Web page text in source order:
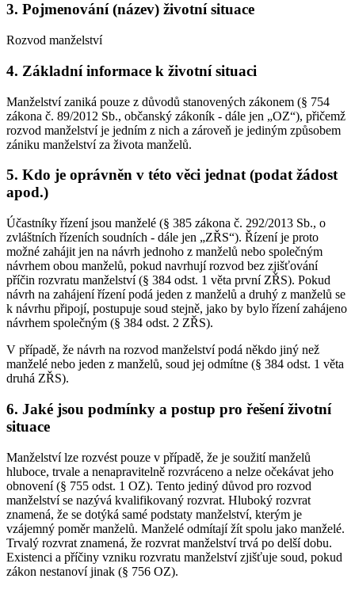
3. Pojmenování (název) životní situace
Rozvod manželství
4. Základní informace k životní situaci
Manželství zaniká pouze z důvodů stanovených zákonem (§ 754
zákona č. 89/2012 Sb., občanský zákoník - dále jen „OZ“), přičemž
rozvod manželství je jedním z nich a zároveň je jediným způsobem
zániku manželství za života manželů.
5. Kdo je oprávněn v této věci jednat (podat žádost
apod.)
Účastníky řízení jsou manželé (§ 385 zákona č. 292/2013 Sb., o
zvláštních řízeních soudních - dále jen „ZŘS“). Řízení je proto
možné zahájit jen na návrh jednoho z manželů nebo společným
návrhem obou manželů, pokud navrhují rozvod bez zjišťování
příčin rozvratu manželství (§ 384 odst. 1 věta první ZŘS). Pokud
návrh na zahájení řízení podá jeden z manželů a druhý z manželů se
k návrhu připojí, postupuje soud stejně, jako by bylo řízení zahájeno
návrhem společným (§ 384 odst. 2 ZŘS).
V případě, že návrh na rozvod manželství podá někdo jiný než
manželé nebo jeden z manželů, soud jej odmítne (§ 384 odst. 1 věta
druhá ZŘS).
6. Jaké jsou podmínky a postup pro řešení životní
situace
Manželství lze rozvést pouze v případě, že je soužití manželů
hluboce, trvale a nenapravitelně rozvráceno a nelze očekávat jeho
obnovení (§ 755 odst. 1 OZ). Tento jediný důvod pro rozvod
manželství se nazývá kvalifikovaný rozvrat. Hluboký rozvrat
znamená, že se dotýká samé podstaty manželství, kterým je
vzájemný poměr manželů. Manželé odmítají žít spolu jako manželé.
Trvalý rozvrat znamená, že rozvrat manželství trvá po delší dobu.
Existenci a příčiny vzniku rozvratu manželství zjišťuje soud, pokud
zákon nestanoví jinak (§ 756 OZ).